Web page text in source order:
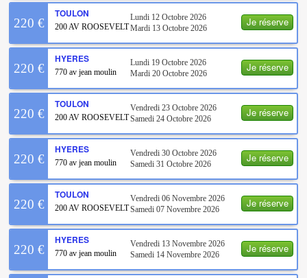
Je réserve
220 €
TOULON
200 AV ROOSEVELT
Lundi 12 Octobre 2026
Mardi 13 Octobre 2026
Je réserve
220 €
HYERES
770 av jean moulin
Lundi 19 Octobre 2026
Mardi 20 Octobre 2026
Je réserve
220 €
TOULON
200 AV ROOSEVELT
Vendredi 23 Octobre 2026
Samedi 24 Octobre 2026
Je réserve
220 €
HYERES
770 av jean moulin
Vendredi 30 Octobre 2026
Samedi 31 Octobre 2026
Je réserve
220 €
TOULON
200 AV ROOSEVELT
Vendredi 06 Novembre 2026
Samedi 07 Novembre 2026
Je réserve
220 €
HYERES
770 av jean moulin
Vendredi 13 Novembre 2026
Samedi 14 Novembre 2026